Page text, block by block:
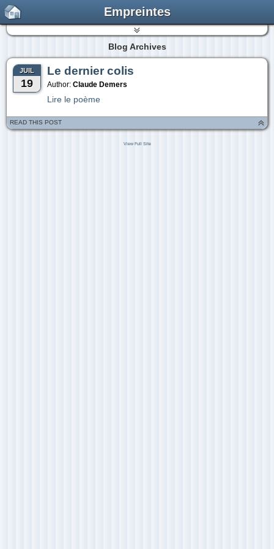
Empreintes
Blog Archives
JUIL
19
Le dernier colis
Author: Claude Demers
Lire le poème
READ THIS POST
View Full Site